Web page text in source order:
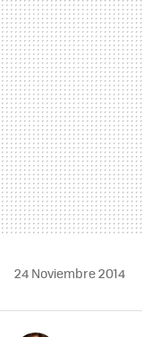
24 Noviembre 2014